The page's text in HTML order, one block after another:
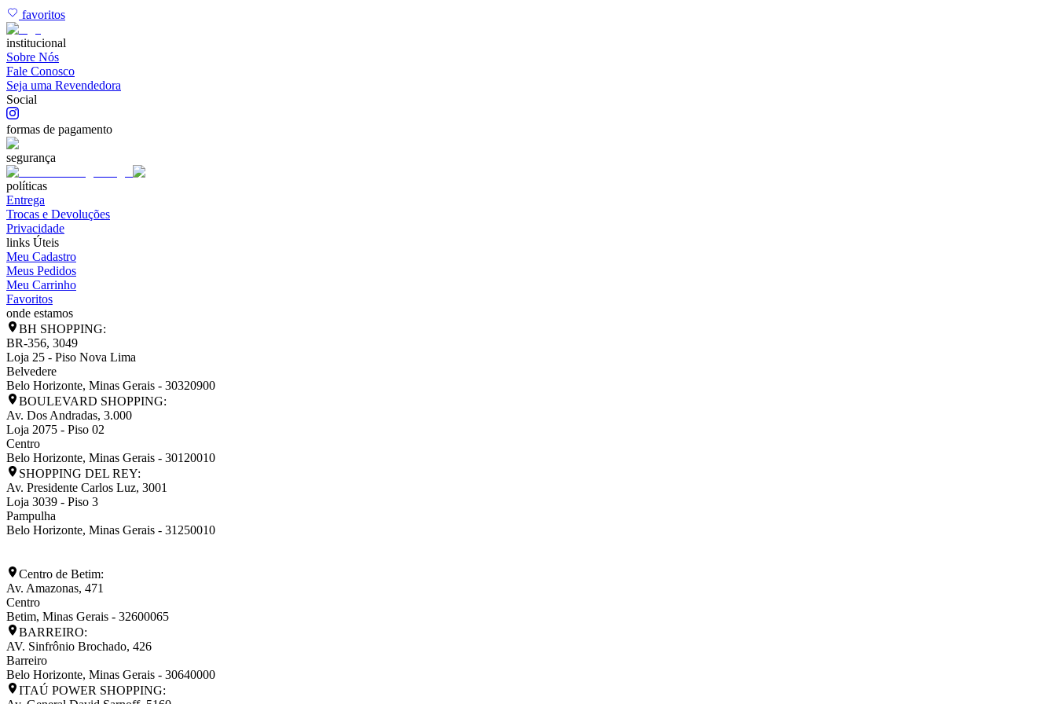
favoritos
institucional
Sobre Nós
Fale Conosco
Seja uma Revendedora
Social
formas de pagamento
segurança
políticas
Entrega
Trocas e Devoluções
Privacidade
links Úteis
Meu Cadastro
Meus Pedidos
Meu Carrinho
Favoritos
onde estamos
BH SHOPPING:
BR-356, 3049
Loja 25 - Piso Nova Lima
Belvedere
Belo Horizonte, Minas Gerais - 30320900
BOULEVARD SHOPPING:
Av. Dos Andradas, 3.000
Loja 2075 - Piso 02
Centro
Belo Horizonte, Minas Gerais - 30120010
SHOPPING DEL REY:
Av. Presidente Carlos Luz, 3001
Loja 3039 - Piso 3
Pampulha
Belo Horizonte, Minas Gerais - 31250010
Centro de Betim:
Av. Amazonas, 471
Centro
Betim, Minas Gerais - 32600065
BARREIRO:
AV. Sinfrônio Brochado, 426
Barreiro
Belo Horizonte, Minas Gerais - 30640000
ITAÚ POWER SHOPPING: